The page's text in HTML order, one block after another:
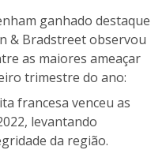
ganhado destaque
& Bradstreet observou
as maiores ameaçar
trimestre do ano:
francesa venceu as
levantando
da região.